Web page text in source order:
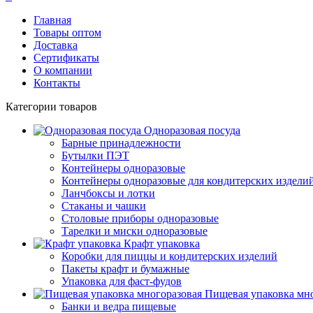
Главная
Товары оптом
Доставка
Сертификаты
О компании
Контакты
Категории товаров
Одноразовая посуда
Барные принадлежности
Бутылки ПЭТ
Контейнеры одноразовые
Контейнеры одноразовые для кондитерских
Ланчбоксы и лотки
Стаканы и чашки
Столовые приборы одноразовые
Тарелки и миски одноразовые
Крафт упаковка
Коробки для пиццы и кондитерских изделий
Пакеты крафт и бумажные
Упаковка для фаст-фудов
Пищевая упаковка
Банки и ведра пищевые